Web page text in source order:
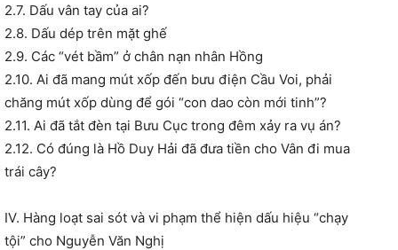
2.7. Dấu vân tay của ai?
2.8. Dấu dép trên mặt ghế
2.9. Các “vét bầm” ở chân nạn nhân Hồng
2.10. Ai đã mang mút xốp đến bưu điện Cầu Voi, phải
chăng mút xốp dùng để gói “con dao còn mới tinh”?
2.11. Ai đã tắt đèn tại Bưu Cục trong đêm xảy ra vụ án?
2.12. Có đúng là Hồ Duy Hải đã đưa tiền cho Vân đi mua
trái cây?
IV. Hàng loạt sai sót và vi phạm thể hiện dấu hiệu “chạy
tội” cho Nguyễn Văn Nghị